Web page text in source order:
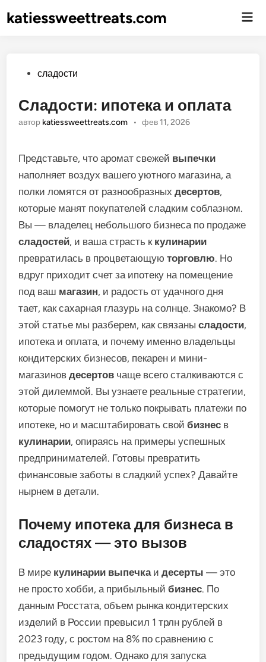
katiessweettreats.com
Опубликовано
сладости
Сладости: ипотека и оплата
автор katiessweettreats.com • фев 11, 2026
Представьте, что аромат свежей выпечки
наполняет воздух вашего уютного магазина, а
полки ломятся от разнообразныхдесертов,
которые манят покупателей сладким соблазном.
Вы — владелец небольшого бизнеса по продаже
сладостей, и ваша страсть к кулинарии
превратилась в процветающуюторговлю. Но
вдруг приходит счет за ипотеку на помещение
под ваш магазин, и радость от удачного дня
тает, как сахарная глазурь на солнце. Знакомо? В
этой статье мы разберем, как связанысладости,
ипотека и оплата, и почему именно владельцы
кондитерских бизнесов, пекарен и мини-
магазиновдесертов чаще всего сталкиваются с
этой дилеммой. Вы узнаете реальные стратегии,
которые помогут не только покрывать платежи по
ипотеке, но и масштабировать свойбизнес в
кулинарии, опираясь на примеры успешных
предпринимателей. Готовы превратить
финансовые заботы в сладкий успех? Давайте
нырнем в детали.
Почему ипотека для бизнеса в
сладостях — это вызов
В мире кулинарии выпечкаидесерты — это
не просто хобби, а прибыльныйбизнес. По
данным Росстата, объем рынка кондитерских
изделий в России превысил 1 трлн рублей в
2023 году, с ростом на 8% по сравнению с
предыдущим годом. Однако для запуска